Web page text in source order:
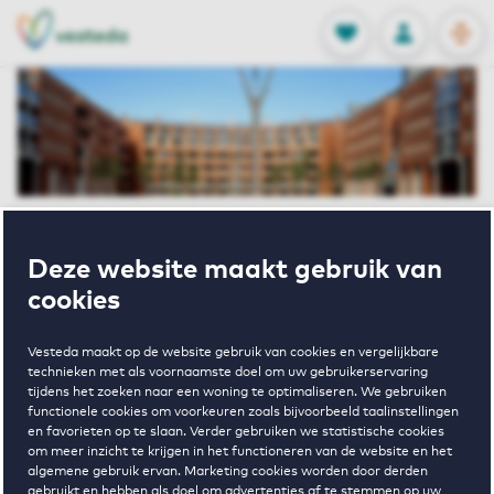
Deze website maakt gebruik van
cookies
Vesteda maakt op de website gebruik van cookies en vergelijkbare
technieken met als voornaamste doel om uw gebruikerservaring
tijdens het zoeken naar een woning te optimaliseren. We gebruiken
functionele cookies om voorkeuren zoals bijvoorbeeld taalinstellingen
en favorieten op te slaan. Verder gebruiken we statistische cookies
om meer inzicht te krijgen in het functioneren van de website en het
algemene gebruik ervan. Marketing cookies worden door derden
FAVORIETEN
Opgeslagen
INLOGGEN
NL
EN
Sphinxlunet 33 E Maastricht
Sphinxlunet 33
E Maastricht